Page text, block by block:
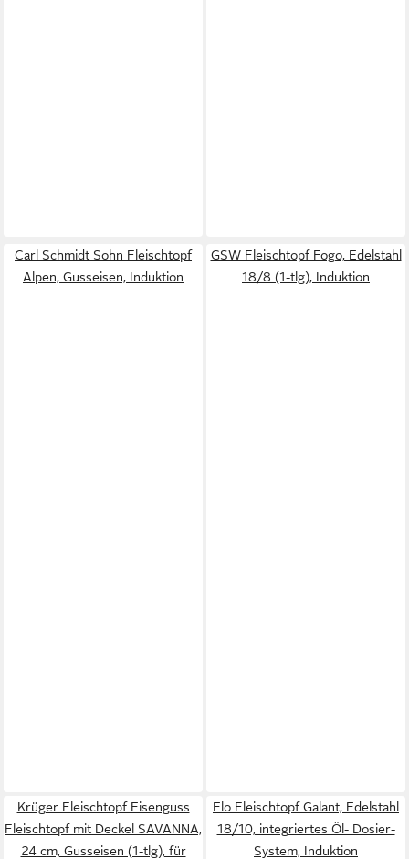
Carl Schmidt Sohn Fleischtopf
Alpen, Gusseisen, Induktion
GSW Fleischtopf Fogo, Edelstahl
18/8 (1-tlg), Induktion
Krüger Fleischtopf Eisenguss
Fleischtopf mit Deckel SAVANNA,
24 cm, Gusseisen (1-tlg), für
Elo Fleischtopf Galant, Edelstahl
18/10, integriertes Öl- Dosier-
System, Induktion